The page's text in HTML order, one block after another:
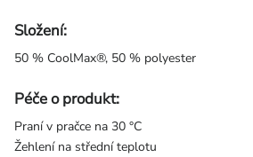
Složení:
50 % CoolMax®, 50 % polyester
Péče o produkt:
Praní v pračce na 30 °C
Žehlení na střední teplotu